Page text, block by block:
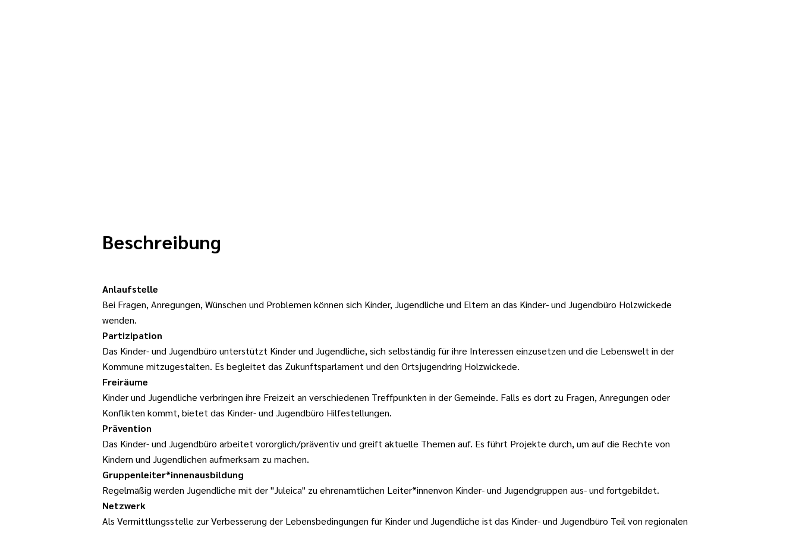
Beschreibung
Anlaufstelle
Bei Fragen, Anregungen, Wünschen und Problemen können sich Kinder, Jugendliche und Eltern an das Kinder- und Jugendbüro Holzwickede
wenden.
Partizipation
Das Kinder- und Jugendbüro unterstützt Kinder und Jugendliche, sich selbständig für ihre Interessen einzusetzen und die Lebenswelt in der
Kommune mitzugestalten. Es begleitet das Zukunftsparlament und den Ortsjugendring Holzwickede.
Freiräume
Kinder und Jugendliche verbringen ihre Freizeit an verschiedenen Treffpunkten in der Gemeinde. Falls es dort zu Fragen, Anregungen oder
Konflikten kommt, bietet das Kinder- und Jugendbüro Hilfestellungen.
Prävention
Das Kinder- und Jugendbüro arbeitet vororglich/präventiv und greift aktuelle Themen auf. Es führt Projekte durch, um auf die Rechte von
Kindern und Jugendlichen aufmerksam zu machen.
Gruppenleiter*innenausbildung
Regelmäßig werden Jugendliche mit der "Juleica" zu ehrenamtlichen Leiter*innenvon Kinder- und Jugendgruppen aus- und fortgebildet.
Netzwerk
Als Vermittlungsstelle zur Verbesserung der Lebensbedingungen für Kinder und Jugendliche ist das Kinder- und Jugendbüro Teil von regionalen